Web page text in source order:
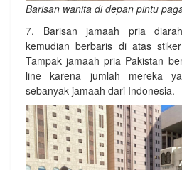
Barisan wanita di depan pintu
7. Barisan jamaah pria
kemudian berbaris di atas
Tampak jamaah pria Pakistan
line karena jumlah mereka
sebanyak jamaah dari Indonesia.